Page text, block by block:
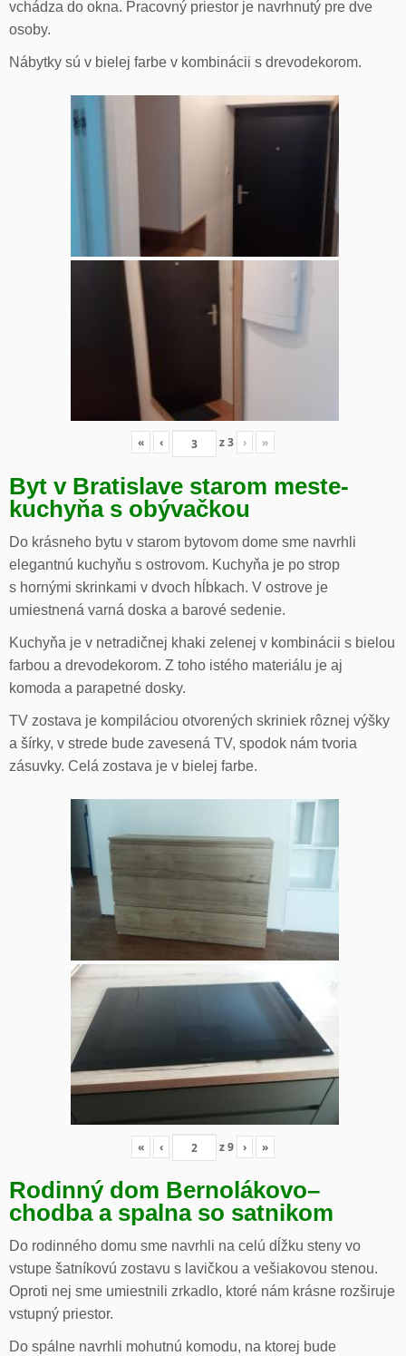
vchádza do okna. Pracovný priestor je navrhnutý pre dve
osoby.
Nábytky sú v bielej farbe v kombinácii s drevodekorom.
« ‹ z3 › »
Byt v Bratislave starom meste-
kuchyňa s obývačkou
Do krásneho bytu v starom bytovom dome sme navrhli
elegantnú kuchyňu s ostrovom. Kuchyňa je po strop
s hornými skrinkami v dvoch hĺbkach. V ostrove je
umiestnená varná doska a barové sedenie.
Kuchyňa je v netradičnej khaki zelenej v kombinácii s bielou
farbou a drevodekorom. Z toho istého materiálu je aj
komoda a parapetné dosky.
TV zostava je kompiláciou otvorených skriniek rôznej výšky
a šírky, v strede bude zavesená TV, spodok nám tvoria
zásuvky. Celá zostava je v bielej farbe.
« ‹ z9 › »
Rodinný dom Bernolákovo–
chodba a spalna so satnikom
Do rodinného domu sme navrhli na celú dĺžku steny vo
vstupe šatníkovú zostavu s lavičkou a vešiakovou stenou.
Oproti nej sme umiestnili zrkadlo, ktoré nám krásne rozširuje
vstupný priestor.
Do spálne navrhli mohutnú komodu, na ktorej bude